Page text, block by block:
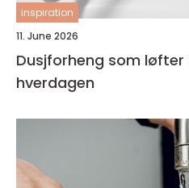
inspiration
11. June 2026
Dusjforheng som
hverdagen